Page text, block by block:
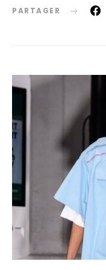
PARTAGER